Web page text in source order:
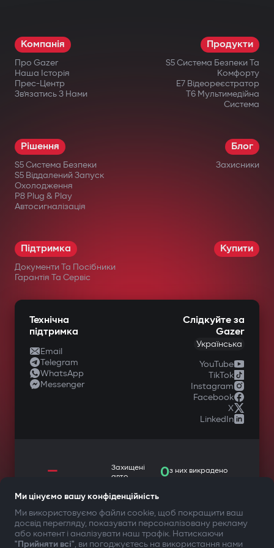
Автозапуск при включенні
запалювання
Автовимкнення при відключенні
у великих мережах електроніки;
у спеціалізованих магазинах
відсутні, відеореєстратор активується
при ударі або русі.
Офіційна гарантія. Придбавши
відеореєстратор Gazer, ви отримуєте
Компанія
Про Gazer
Наша Історія
Прес-Центр
Зв’язатись З Нами
Продукти
S5 Система Безпеки Та
Комфорту
E7 Відеореєстратор
T6 Мультимедійна
Система
Рішення
S5 Система Безпеки
S5 Віддалений Запуск
Охолодження
P8 Plug & Play
Автосигналізація
Блог
Захисники
Підтримка
Документи Та Посібники
Гарантія Та Сервіс
Купити
Технічна
підтримка
Email
Telegram
WhatsApp
Messenger
Слідкуйте за
Gazer
Українська
YouTube
TikTok
Instagram
Facebook
X
LinkedIn
—
Захищені
авто
0з них викрадено
ТВОЯ БЕЗПЕКА ПЕРЕДУСІМ
Ми цінуємо вашу конфіденційність
Ми використовуємо файли cookie, щоб покращити ваш
досвід перегляду, показувати персоналізовану рекламу
або контент і аналізувати наш трафік. Натискаючи
"Прийняти всі", ви погоджуєтесь на використання нами